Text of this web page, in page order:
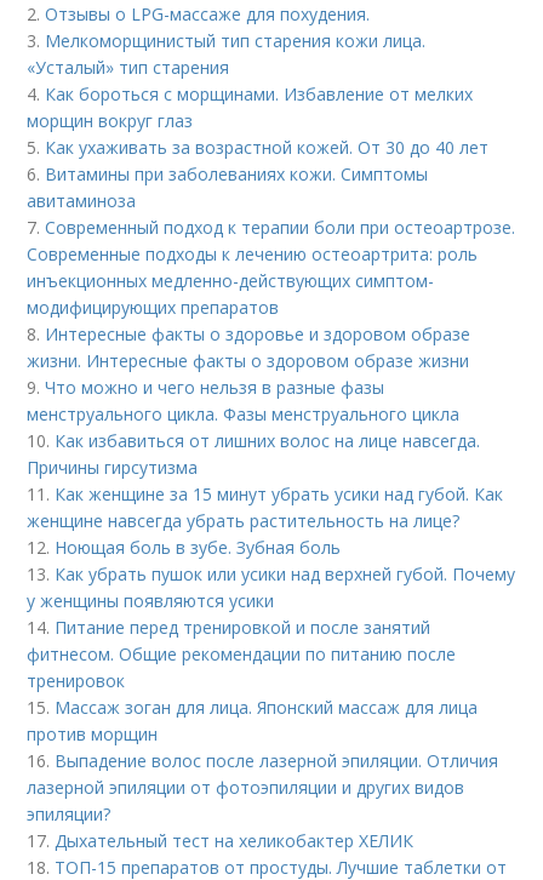
2.Отзывы о LPG-массаже для похудения.
3. Мелкоморщинистый тип старения кожи лица.
«Усталый» тип старения
4. Как бороться с морщинами. Избавление от мелких
морщин вокруг глаз
5. Как ухаживать за возрастной кожей. От 30 до 40 лет
6. Витамины при заболеваниях кожи. Симптомы
авитаминоза
7.Современный подход к терапии боли при остеоартрозе.
Современные подходы к лечению остеоартрита: роль
инъекционных медленно-действующих симптом-
модифицирующих препаратов
8. Интересные факты о здоровье и здоровом образе
жизни. Интересные факты о здоровом образе жизни
9.Что можно и чего нельзя в разные фазы
менструального цикла. Фазы менструального цикла
10. Как избавиться от лишних волос на лице навсегда.
Причины гирсутизма
11. Как женщине за 15 минут убрать усики над губой. Как
женщине навсегда убрать растительность на лице?
12. Ноющая боль в зубе. Зубная боль
13. Как убрать пушок или усики над верхней губой. Почему
у женщины появляются усики
14. Питание перед тренировкой и после занятий
фитнесом. Общие рекомендации по питанию после
тренировок
15. Массаж зоган для лица. Японский массаж для лица
против морщин
16. Выпадение волос после лазерной эпиляции. Отличия
лазерной эпиляции от фотоэпиляции и других видов
эпиляции?
17.Дыхательный тест на хеликобактер ХЕЛИК
18. ТОП-15 препаратов от простуды. Лучшие таблетки от